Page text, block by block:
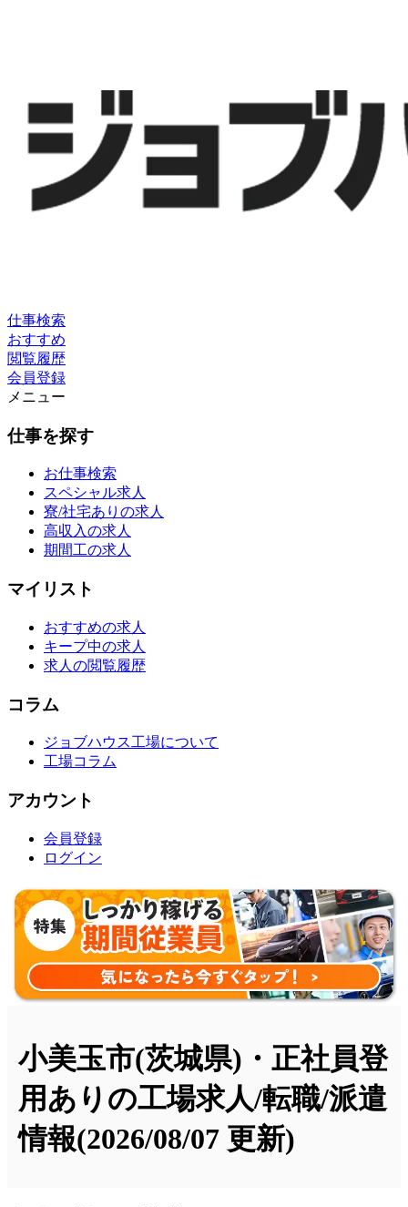
仕事検索
おすすめ
閲覧履歴
会員登録
メニュー
仕事を探す
お仕事検索
スペシャル求人
寮/社宅ありの求人
高収入の求人
期間工の求人
マイリスト
おすすめの求人
キープ中の求人
求人の閲覧履歴
コラム
ジョブハウス工場について
工場コラム
アカウント
会員登録
ログイン
小美玉市(茨城県)・正社員登
用ありの工場求人/転職/派遣
情報(2026/08/07 更新)